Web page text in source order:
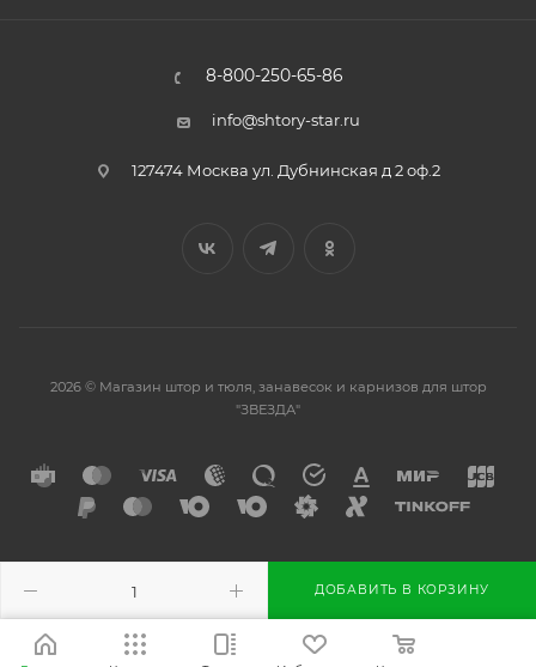
ДОБАВИТЬ В КОРЗИНУ
8-800-250-65-86
info@shtory-star.ru
127474 Москва ул. Дубнинская д 2 оф.2
2026 © Магазин штор и тюля, занавесок и карнизов для штор
"ЗВЕЗДА"